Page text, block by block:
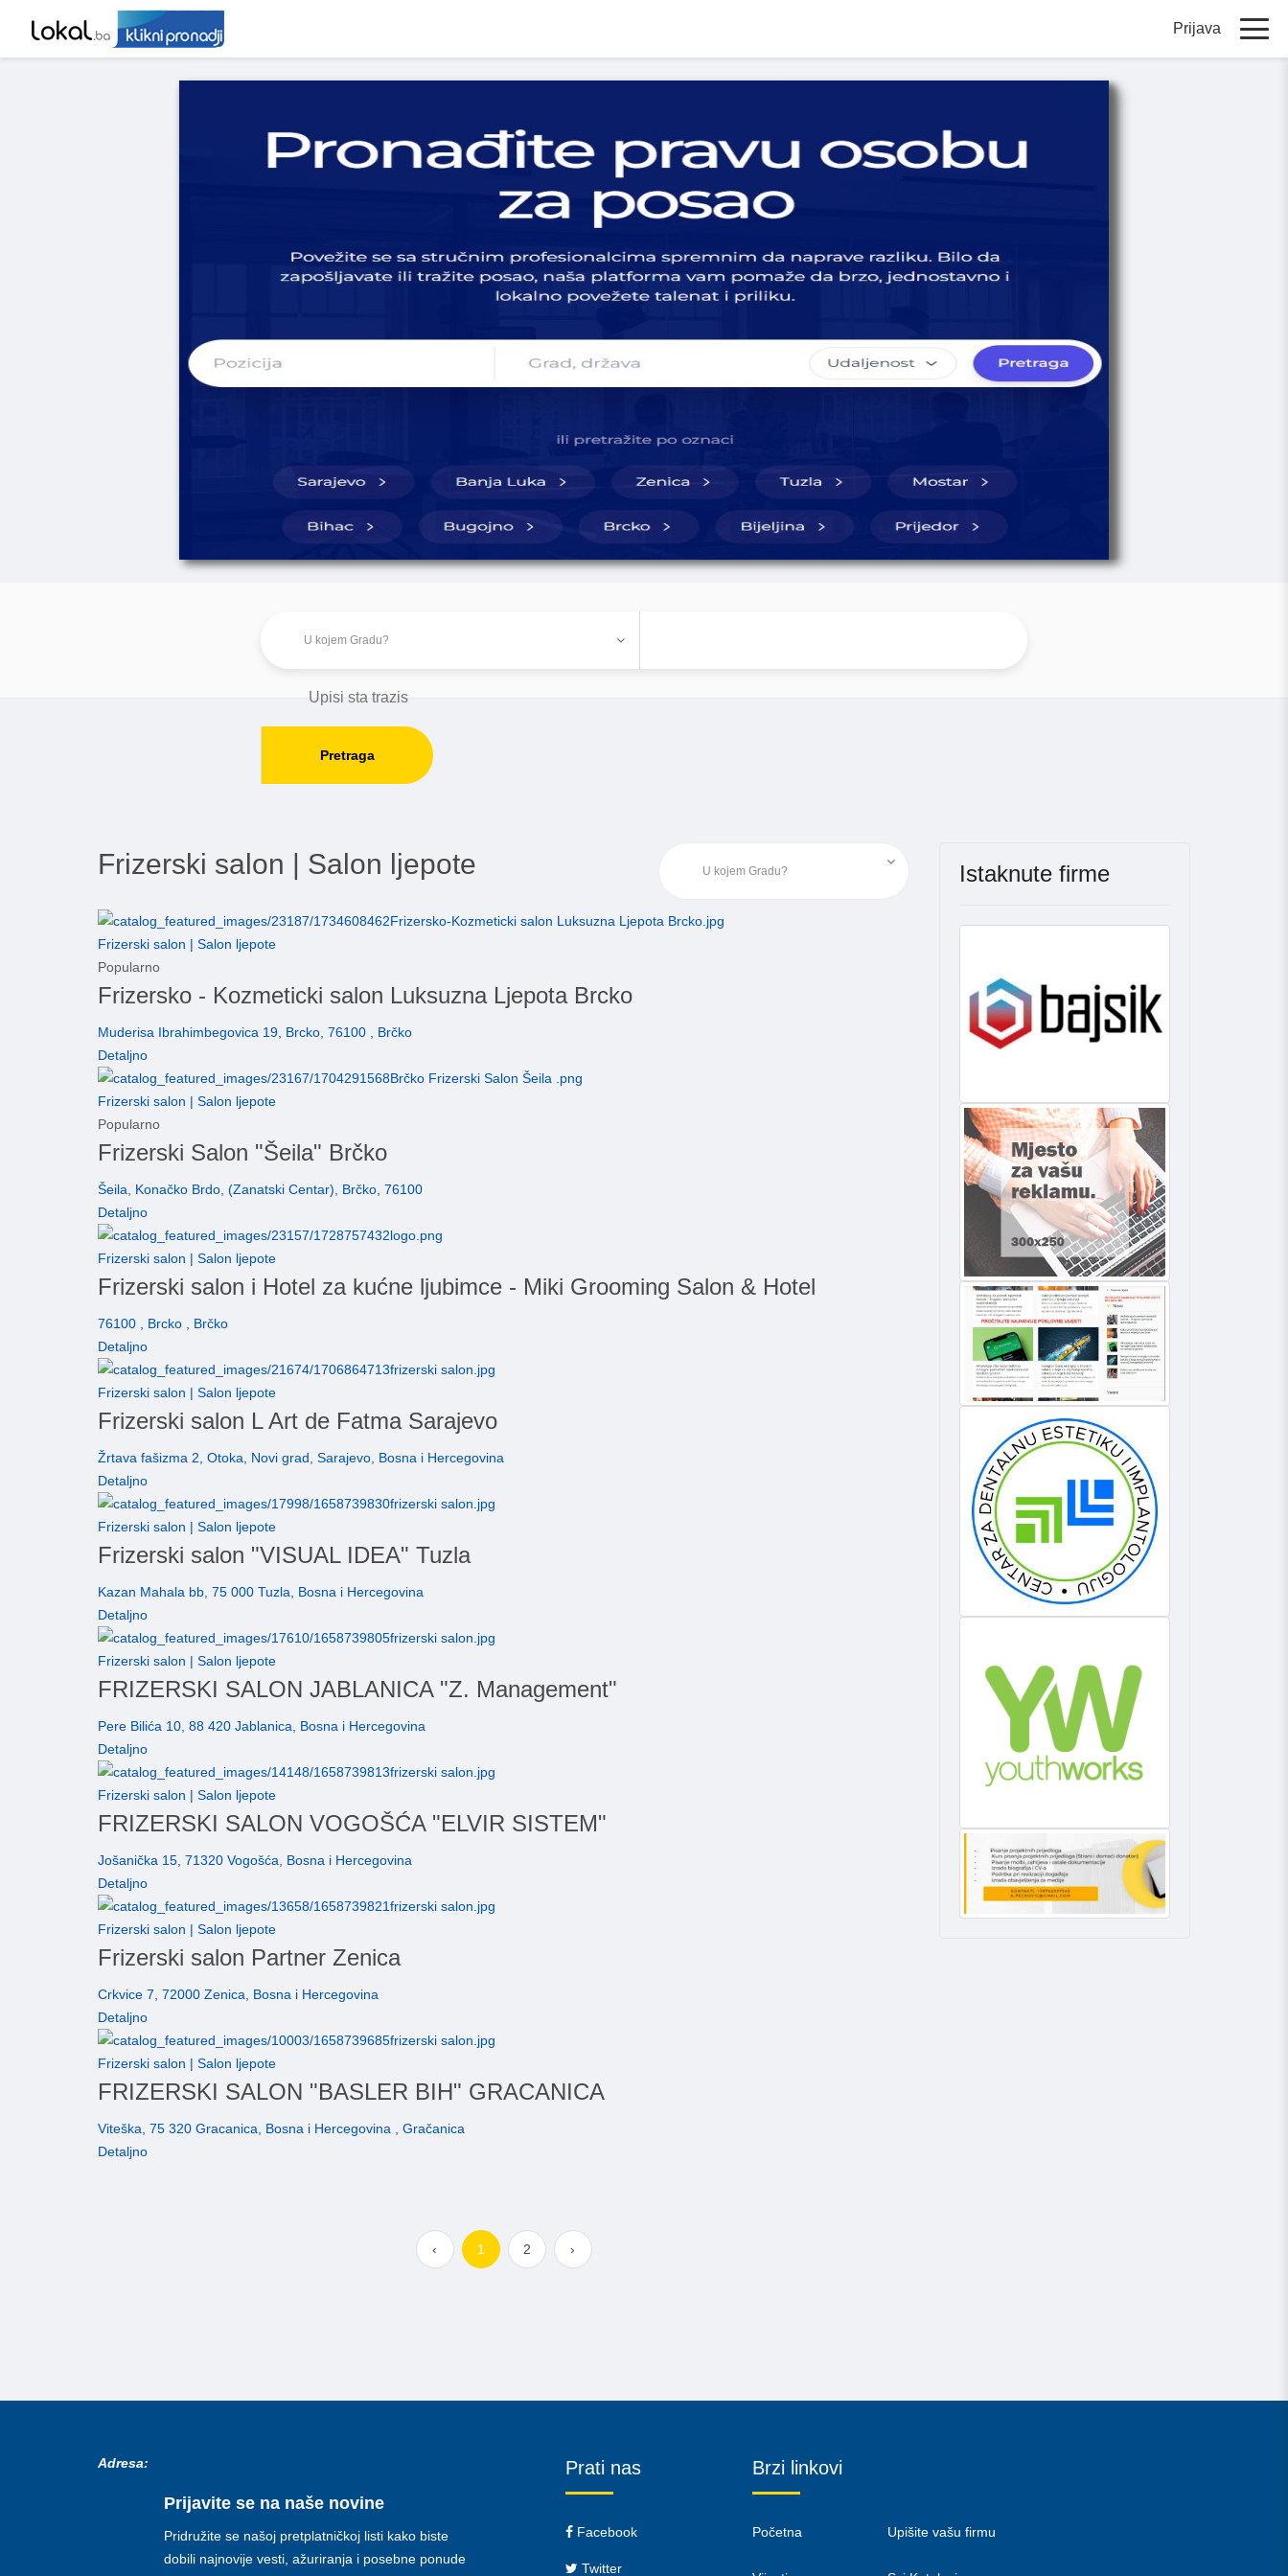
Prijava
Pretraga
Frizerski salon | Salon ljepote
Frizerski salon | Salon ljepote
Popularno
Frizersko - Kozmeticki salon Luksuzna Ljepota Brcko
Muderisa Ibrahimbegovica 19, Brcko, 76100 , Brčko
Detaljno
Frizerski salon | Salon ljepote
Popularno
Frizerski Salon "Šeila" Brčko
Šeila, Konačko Brdo, (Zanatski Centar), Brčko, 76100
Detaljno
Frizerski salon | Salon ljepote
Frizerski salon i Hotel za kućne ljubimce - Miki Grooming Salon & Hotel
76100 , Brcko , Brčko
Detaljno
Frizerski salon | Salon ljepote
Frizerski salon L Art de Fatma Sarajevo
Žrtava fašizma 2, Otoka, Novi grad, Sarajevo, Bosna i Hercegovina
Detaljno
Frizerski salon | Salon ljepote
Frizerski salon "VISUAL IDEA" Tuzla
Kazan Mahala bb, 75 000 Tuzla, Bosna i Hercegovina
Detaljno
Frizerski salon | Salon ljepote
FRIZERSKI SALON JABLANICA "Z. Management"
Pere Bilića 10, 88 420 Jablanica, Bosna i Hercegovina
Detaljno
Frizerski salon | Salon ljepote
FRIZERSKI SALON VOGOŠĆA "ELVIR SISTEM"
Jošanička 15, 71320 Vogošća, Bosna i Hercegovina
Detaljno
Frizerski salon | Salon ljepote
Frizerski salon Partner Zenica
Crkvice 7, 72000 Zenica, Bosna i Hercegovina
Detaljno
Frizerski salon | Salon ljepote
FRIZERSKI SALON "BASLER BIH" GRACANICA
Viteška, 75 320 Gracanica, Bosna i Hercegovina , Gračanica
Detaljno
‹ 1 2 ›
Istaknute firme
Adresa:
Prijavite se na naše novine
Pridružite se našoj pretplatničkoj listi kako biste
dobili najnovije vesti, ažuriranja i posebne ponude
Prati nas
Facebook
Twitter
Brzi linkovi
Početna Upišite vašu firmu